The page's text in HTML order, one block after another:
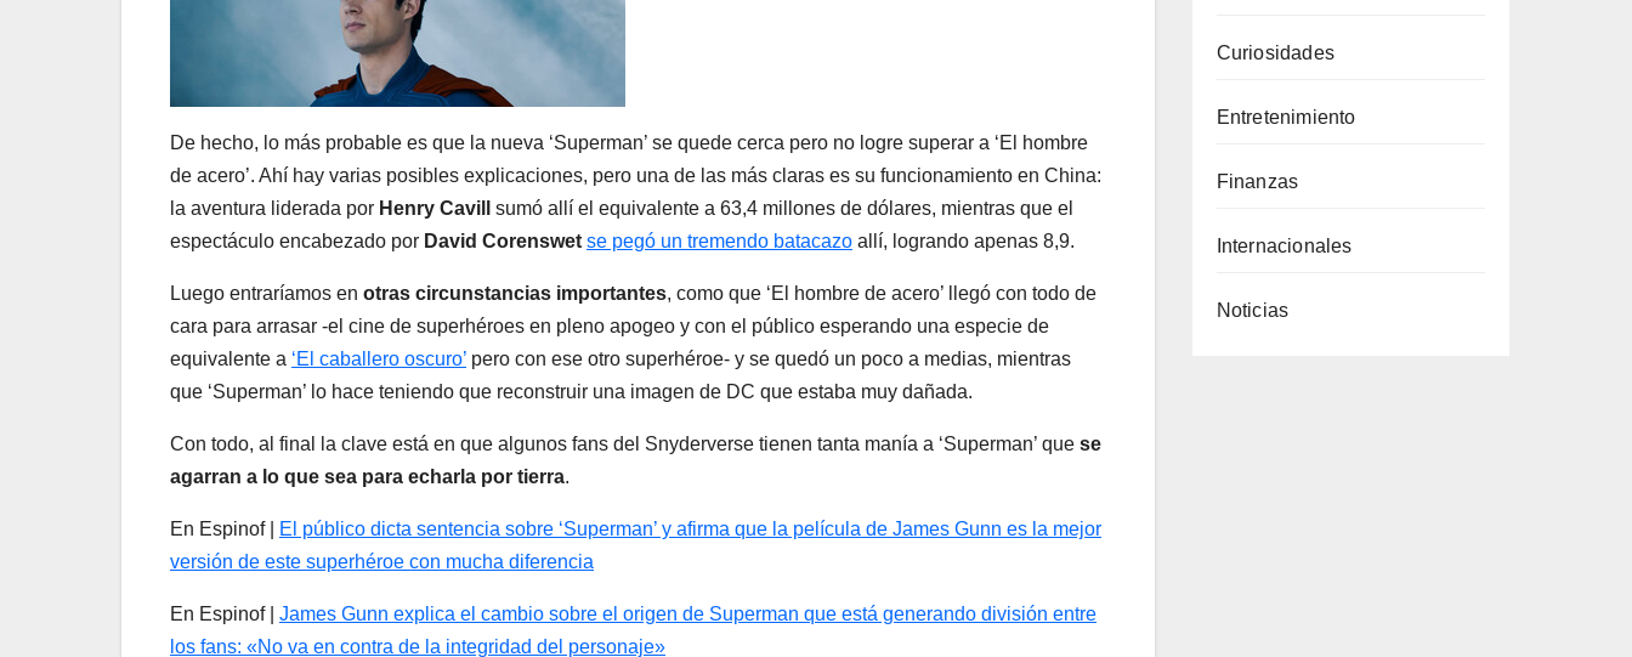
De hecho, lo más probable es que la nueva ‘Superman’ se quede cerca pero no logre superar a ‘El hombre
de acero’. Ahí hay varias posibles explicaciones, pero una de las más claras es su funcionamiento en China:
la aventura liderada por Henry Cavill
sumó allí el equivalente a 63,4 millones de dólares, mientras que el
espectáculo encabezado por David Corenswet se pegó un tremendo batacazo allí, logrando apenas 8,9.
Luego entraríamos en otras circunstancias importantes, como que ‘El hombre de acero’ llegó con todo de
cara para arrasar -el cine de superhéroes en pleno apogeo y con el público esperando una especie de
equivalente a ‘El caballero oscuro’ pero con ese otro superhéroe- y se quedó un poco a medias, mientras
que ‘Superman’ lo hace teniendo que reconstruir una imagen de DC que estaba muy dañada.
Con todo, al final la clave está en que algunos fans del Snyderverse tienen tanta manía a ‘Superman’ que se
agarran a lo que sea para echarla por tierra.
En Espinof |
El público dicta sentencia sobre ‘Superman’ y afirma que la película de James Gunn es la mejor
versión de este superhéroe con mucha diferencia
En Espinof | James Gunn explica el cambio sobre el origen de Superman que está generando división entre
los fans: «No va en contra de la integridad del personaje»
Curiosidades
Entretenimiento
Finanzas
Internacionales
Noticias